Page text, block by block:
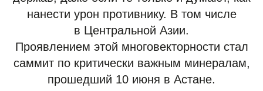
нанести урон противнику. В том числе
в Центральной Азии.
Проявлением этой многовекторности стал
саммит по критически важным минералам,
прошедший 10 июня в Астане.